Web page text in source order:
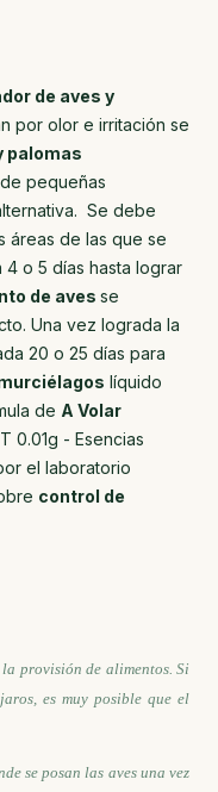
de aves y
por olor e irritación se
palomas
pequeñas
Se debe
áreas de las que se
o 5 días hasta lograr
de aves se
Una vez lograda la
20 o 25 días para
líquido
de A Volar
0.01g - Esencias
el laboratorio
control de
provisión de alimentos. Si
es muy posible que el
se posan las aves una vez